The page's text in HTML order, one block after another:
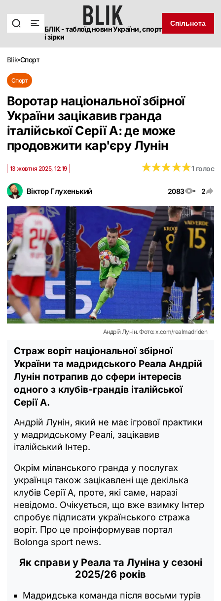
БЛІК - таблоїд новин України, спорт
і зірки
Спільнота
blik спорт
Спорт
Воротар національної збірної
України зацікавив гранда
італійської Серії А: де може
продовжити кар'єру Лунін
Віктор Глухенький 2083 2
13 жовтня 2025, 12:19 ★★★★★
★★★★★1 голос
Андрій Лунін. Фото: x.com/realmadriden
Страж воріт національної збірної
України та мадридського Реала Андрій
Лунін потрапив до сфери інтересів
одного з клубів-грандів італійської
Серії А.
Андрій Лунін, який не має ігрової практики
у мадридському Реалі, зацікавив
італійський Інтер.
Окрім міланського гранда у послугах
українця також зацікавлені ще декілька
клубів Серії А, проте, які саме, наразі
невідомо. Очікується, що вже взимку Інтер
спробує підписати українського стража
воріт. Про це проінформував портал
Bolonga sport news.
Як справи у Реала та Луніна у сезоні
2025/26 років
Мадридська команда після восьми турів